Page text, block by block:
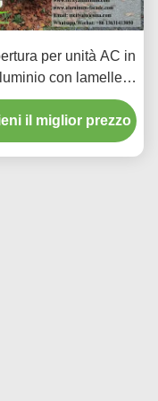
per unità AC in
con lamelle
da 45° e
verniciata a
polvere
il miglior prezzo